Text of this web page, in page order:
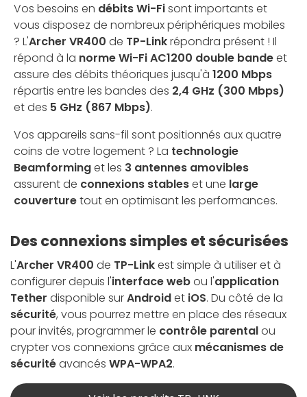
Vos besoins en débits Wi-Fisont importants et
vous disposez de nombreux périphériques mobiles
? L'Archer VR400 de TP-Linkrépondra présent ! Il
répond à la norme Wi-Fi AC1200 double bandeet
assure des débits théoriques jusqu'à 1200 Mbps
répartis entre les bandes des 2,4 GHz (300 Mbps)
et des 5 GHz (867 Mbps).
Vos appareils sans-fil sont positionnés aux quatre
coins de votre logement ? La technologie
Beamforminget les 3 antennes amovibles
assurent de connexions stableset une large
couverturetout en optimisant les performances.
Des connexions simples et sécurisées
L'Archer VR400 de TP-Linkest simple à utiliser et à
configurer depuis l'interface webou l'application
Tether disponible surAndroidet iOS. Du côté de la
sécurité, vous pourrez mettre en place des réseaux
pour invités, programmer le contrôle parentalou
crypter vos connexions grâce aux mécanismes de
sécuritéavancés WPA-WPA2.